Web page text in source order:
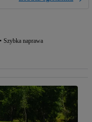
Szybka naprawa